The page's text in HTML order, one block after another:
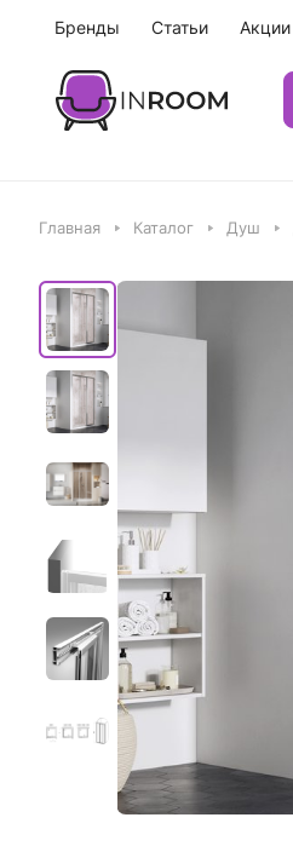
Бренды Статьи Акции
Главная Каталог Душ